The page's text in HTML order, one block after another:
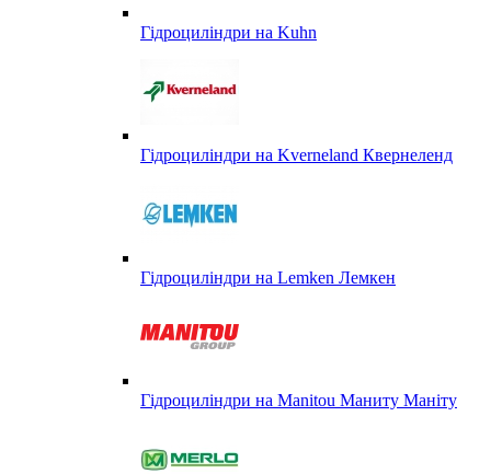
Гідроциліндри на Kuhn
Гідроциліндри на Kverneland Квернеленд
Гідроциліндри на Lemken Лемкен
Гідроциліндри на Manitou Маниту Маніту